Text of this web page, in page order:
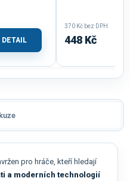
DETAIL
370 Kč bez DPH
448 Kč
pro hráče, kteří hledají
a moderních technologií